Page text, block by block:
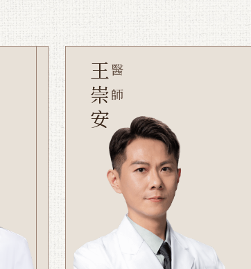
醫師
王崇安